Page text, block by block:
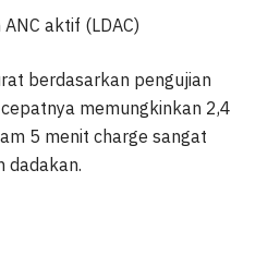
aktif (LDAC)
berdasarkan pengujian
memungkinkan 2,4
5 menit charge sangat
dadakan.